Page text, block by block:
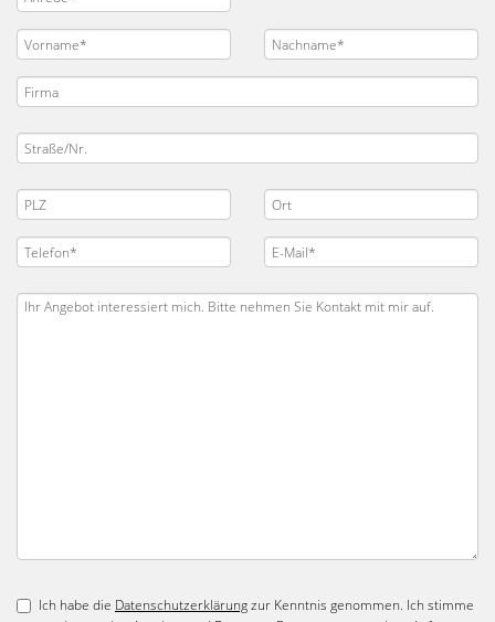
Ich habe die Datenschutzerklärungzur Kenntnis genommen. Ich stimme